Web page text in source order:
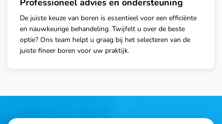
De juiste keuze van boren is essentieel voor een efficiënte
en nauwkeurige behandeling. Twijfelt u over de beste
optie? Ons team helpt u graag bij het selecteren van de
juiste fineer boren voor uw praktijk.